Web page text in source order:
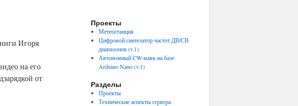
Игоря
на его
от
Проекты
Метеостанция
Цифровой синтезатор частот ДВ/СВ
диапазонов (v.1)
Автономный CW-маяк на базе
Arduino Nano (v.1)
Разделы
Проекты
Технические аспекты сервера